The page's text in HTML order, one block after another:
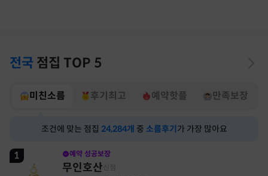
전국 점집 TOP 5
미친소름 후기최고 예약핫플 만족보장
조건에 맞는 점집 24,284개 중 소름후기 가 가장 많아요
1 예약 성공보장
무인호산